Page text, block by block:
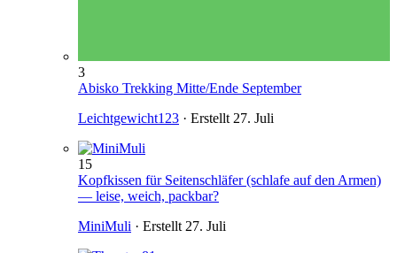
3
Abisko Trekking Mitte/Ende September
Leichtgewicht123 · Erstellt27. Juli
15
Kopfkissen für Seitenschläfer (schlafe auf den Armen)
— leise, weich, packbar?
MiniMuli · Erstellt27. Juli